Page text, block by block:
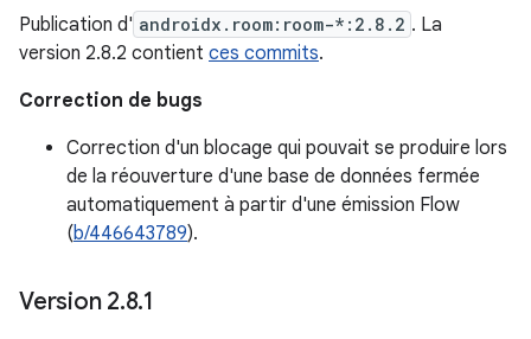
Publication d' androidx.room:room-*:2.8.2 . La
version 2.8.2 contient ces commits.
Correction de bugs
Correction d'un blocage qui pouvait se produire lors
de la réouverture d'une base de données fermée
automatiquement à partir d'une émission Flow
(b/446643789).
Version 2.8.1